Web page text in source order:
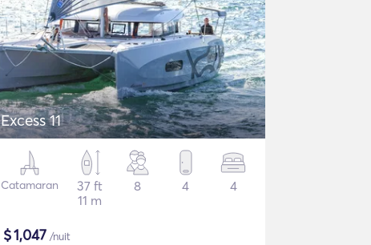
Excess 11
Catamaran
37 ft
11 m
8 4 4
$1,047 /nuit